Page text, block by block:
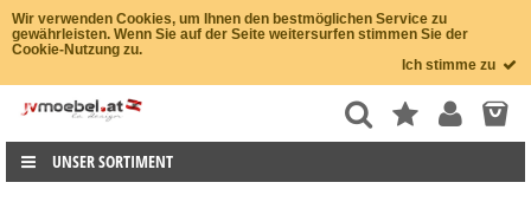
Wir verwenden Cookies, um Ihnen den bestmöglichen Service zu
gewährleisten. Wenn Sie auf der Seite weitersurfen stimmen Sie der
Cookie-Nutzung zu.
Ich stimme zu
UNSER SORTIMENT